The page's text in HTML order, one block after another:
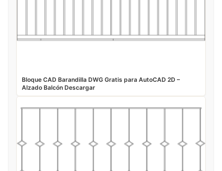
Bloque CAD Barandilla DWG Gratis para AutoCAD 2D –
Alzado Balcón Descargar